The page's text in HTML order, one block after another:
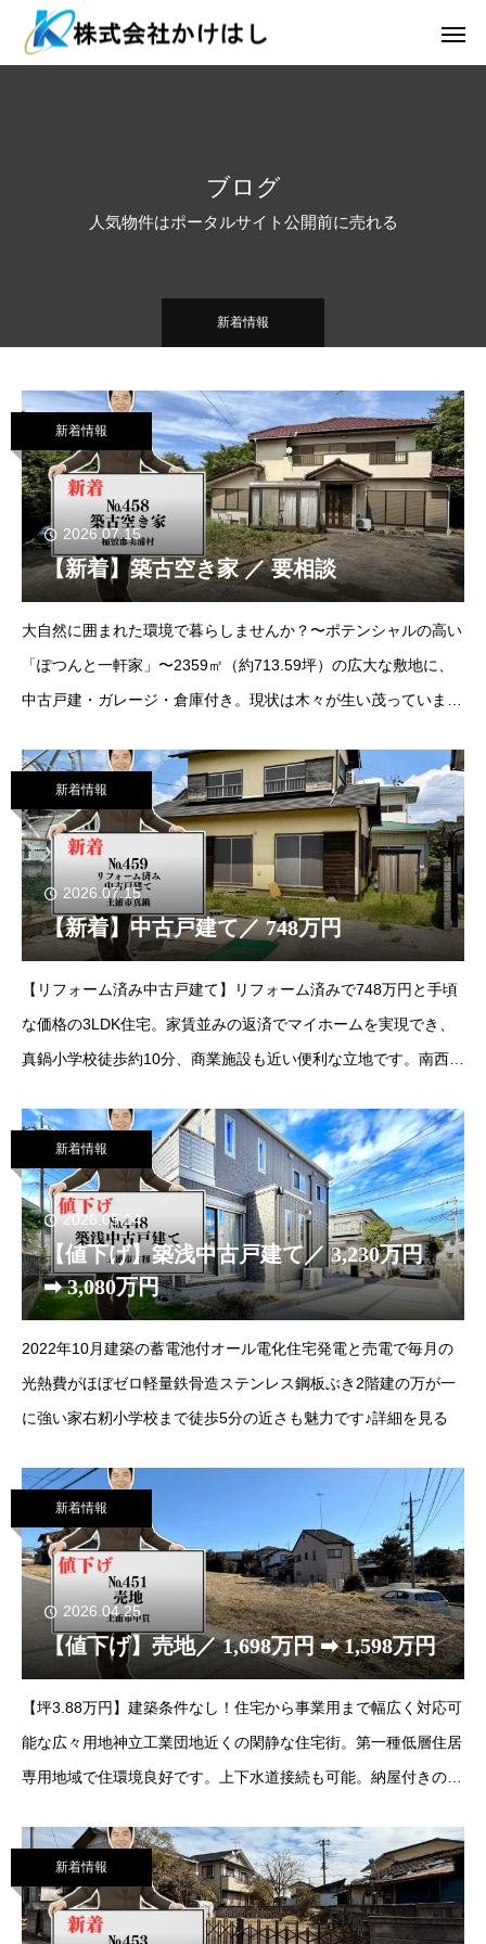
ブログ
人気物件はポータルサイト公開前に売れる
新着情報
新着情報
2026.07.15
【新着】築古空き家 ／ 要相談
大自然に囲まれた環境で暮らしませんか？〜ポテンシャルの高い
「ぽつんと一軒家」〜2359㎡（約713.59坪）の広大な敷地に、
中古戸建・ガレージ・倉庫付き。現状は木々が生い茂っています
な「ぽつんと一軒家」でありながら、ヨー
新着情報
2026.07.15
【新着】中古戸建て／ 748万円
【リフォーム済み中古戸建て】リフォーム済みで748万円と手頃
な価格の3LDK住宅。家賃並みの返済でマイホームを実現でき、
真鍋小学校徒歩約10分、商業施設も近い便利な立地です。南西向
入居可能です。詳細を見る
新着情報
2026.05.14
【値下げ】築浅中古戸建て／ 3,230万円
➡ 3,080万円
2022年10月建築の蓄電池付オール電化住宅発電と売電で毎月の
光熱費がほぼゼロ軽量鉄骨造ステンレス鋼板ぶき2階建の万が一
に強い家右籾小学校まで徒歩5分の近さも魅力です♪詳細を見る
新着情報
2026.04.25
【値下げ】売地／ 1,698万円 ➡ 1,598万円
【坪3.88万円】建築条件なし！住宅から事業用まで幅広く対応可
能な広々用地神立工業団地近くの閑静な住宅街。第一種低層住居
専用地域で住環境良好です。上下水道接続も可能。納屋付きの緩
にご活用いただけます。詳細を見る
新着情報